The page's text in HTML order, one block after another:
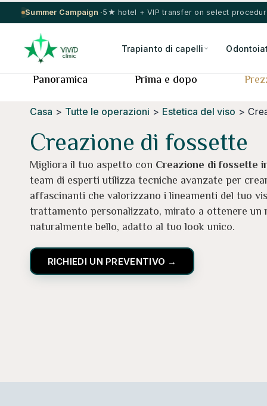
Summer Campaign ·5★ hotel + VIP transfer on select
Trapianto di capelli
Casa > Tutte le operazioni > Estetica del viso >
Creazione di fossette
Migliora il tuo aspetto con Creazione di fossette
team di esperti utilizza tecniche avanzate per
affascinanti che valorizzano i lineamenti del tuo
trattamento personalizzato, mirato a ottenere un
naturalmente bello, adatto al tuo look unico.
RICHIEDI UN PREVENTIVO →
Panoramica Prima e dopo